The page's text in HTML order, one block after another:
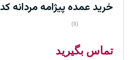
خرید عمده پیژامه مردانه کد sh-p401
(0)
تماس بگیرید